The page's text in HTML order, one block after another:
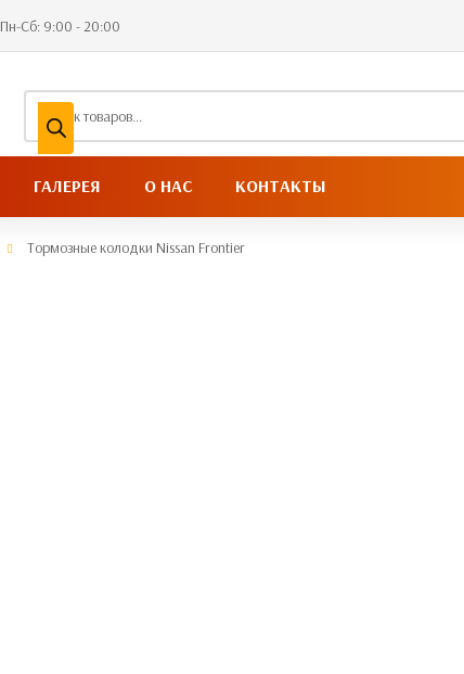
Пн-Сб: 9:00 - 20:00
Поиск
товаров
ГАЛЕРЕЯ О НАС КОНТАКТЫ
Тормозные колодки Nissan Frontier